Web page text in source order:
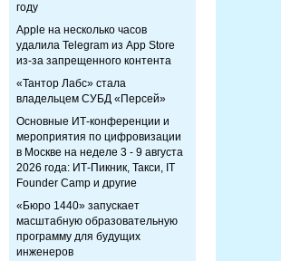
году
Apple на несколько часов
удалила Telegram из App Store
из-за запрещенного контента
«Тантор Лабс» стала
владельцем СУБД «Персей»
Основные ИТ-конференции и
мероприятия по цифровизации
в Москве на неделе 3 - 9 августа
2026 года: ИТ-Пикник, Такси, IT
Founder Camp и другие
«Бюро 1440» запускает
масштабную образовательную
программу для будущих
инженеров